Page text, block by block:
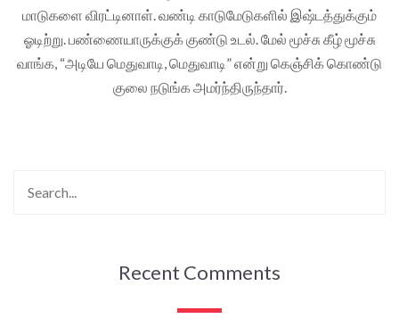
மாடுகளை விரட்டினாள். வண்டி காடுமேடுகளில் இஷ்டத்துக்கும்
ஓடிற்று. பண்ணையாருக்குக் குண்டு உடல். மேல் மூச்சு கீழ் மூச்சு
வாங்க, “அடியே மெதுவாடி, மெதுவாடி” என்று கெஞ்சிக் கொண்டு
குலை நடுங்க அமர்ந்திருந்தார்.
Recent Comments